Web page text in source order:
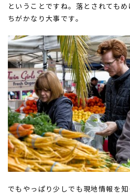
ということですね。落とされても
ちがかなり大事です。
でもやっぱり少しでも現地情報を